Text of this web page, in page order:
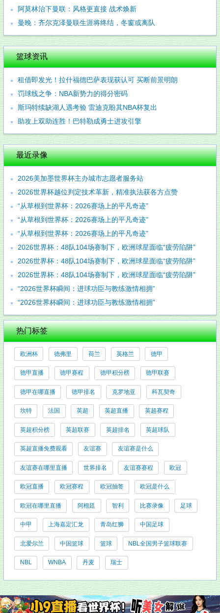
阿莫林治下曼联：风格更直接 战术焕新
曼晚：齐尔克泽曼联生涯将终结，冬窗或离队
篮球资讯
租借即发光！拉什福德巴萨表现获认可 买断前景明朗
罚球线之争：NBA新势力的得分密码
斯玛特续缺湖人遇考验 雷迪克盼其NBA杯复出
助攻上双助连胜！巴特勒成勇士进攻引擎
最近录像
2026美加墨世界杯主办城市志愿者服务站
2026世界杯越位判定技术革新，精准执法获各方点赞
“从草根到世界杯：2026赛场上的平凡奇迹”
“从草根到世界杯：2026赛场上的平凡奇迹”
“从草根到世界杯：2026赛场上的平凡奇迹”
2026世界杯：48队104场赛制下，欧洲球星面临“疲劳陷阱”
2026世界杯：48队104场赛制下，欧洲球星面临“疲劳陷阱”
2026世界杯：48队104场赛制下，欧洲球星面临“疲劳陷阱”
“2026世界杯瞬间：进球功臣与教练激情相拥”
“2026世界杯瞬间：进球功臣与教练激情相拥”
热门标签
欧洲杯 德弗里 荷兰 英格兰 德甲
德甲直播 德甲赛程 德甲积分榜 德甲联赛
德甲在哪直播 德甲排名 克罗地亚 科瓦契奇
坎特 法国 英超 英超直播 英超赛程
英超积分榜 英超联赛 英超排名 英超球队
英超直播免费观看 友谊赛 友谊赛是什么
友谊赛在哪里直播 世界排名 友谊赛赛程 欧冠
欧冠直播 欧冠赛程 欧冠抽签 欧冠是什么
欧冠在哪里直播 阿根廷 智利 比赛录像 足球
中甲 上海嘉定汇龙 青岛红狮 中国足球
北爱尔兰 中国篮球 篮球 NBL全国男子篮球联赛
NBL WNBA 丹麦 瑞士
友情链接: